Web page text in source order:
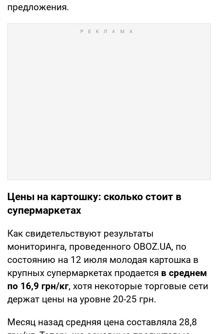
предложения.
Цены на картошку: сколько стоит в
супермаркетах
Как свидетельствуют результаты
мониторинга, проведенного OBOZ.UA, по
состоянию на 12 июля молодая картошка в
крупных супермаркетах продается в среднем
по 16,9 грн/кг, хотя некоторые торговые сети
держат цены на уровне 20-25 грн.
Месяц назад средняя цена составляла 28,8